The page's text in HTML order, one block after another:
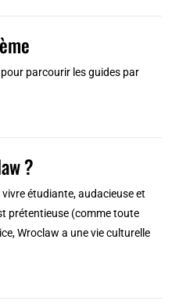
parcourir les guides par
?
étudiante, audacieuse et
prétentieuse (comme toute
Wroclaw a une vie culturelle